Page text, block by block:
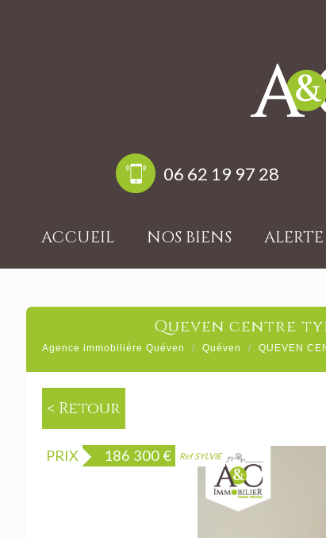
06 62 19 97 28
ACCUEIL NOS BIENS
queven centre
Agence immobilière Quéven Quéven QUEVEN
< Retour
PRIX 186 300€ Ref SYLVIE